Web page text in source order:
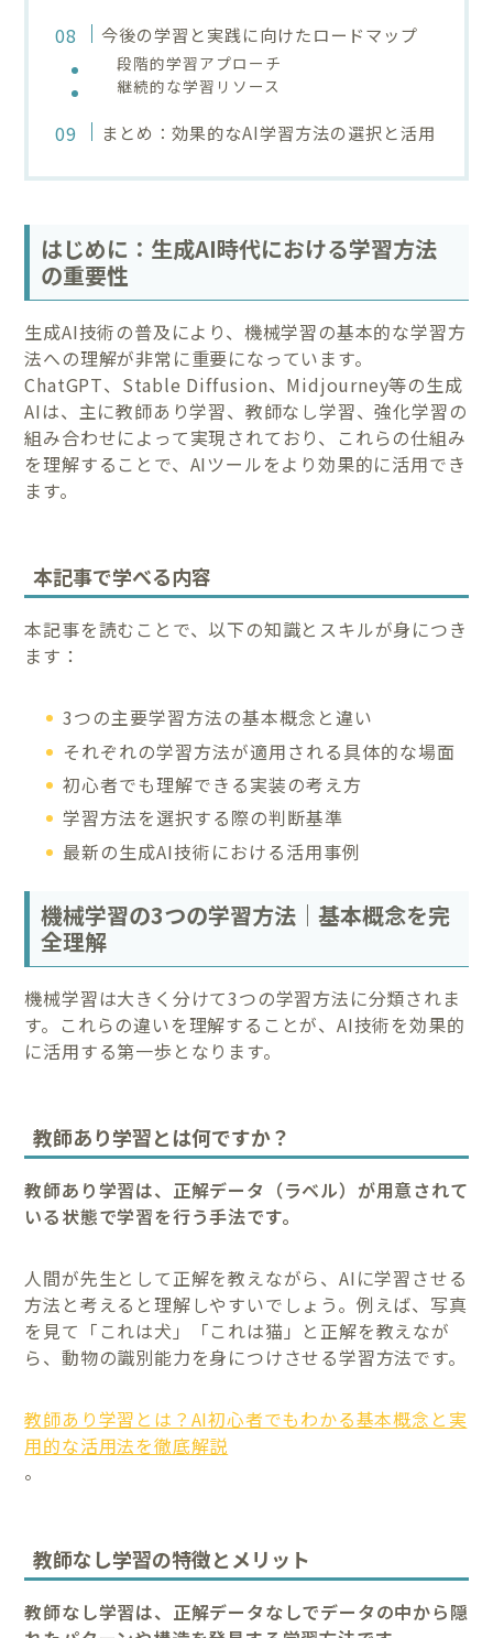
今後の学習と実践に向けたロードマップ
段階的学習アプローチ
継続的な学習リソース
まとめ：効果的なAI学習方法の選択と活用
はじめに：生成AI時代における学習方法
の重要性
生成AI技術の普及により、機械学習の基本的な学習方
法への理解が非常に重要になっています。
ChatGPT、Stable Diffusion、Midjourney等の生成
AIは、主に教師あり学習、教師なし学習、強化学習の
組み合わせによって実現されており、これらの仕組み
を理解することで、AIツールをより効果的に活用でき
ます。
本記事で学べる内容
本記事を読むことで、以下の知識とスキルが身につき
ます：
3つの主要学習方法の基本概念と違い
それぞれの学習方法が適用される具体的な場面
初心者でも理解できる実装の考え方
学習方法を選択する際の判断基準
最新の生成AI技術における活用事例
機械学習の3つの学習方法｜基本概念を完
全理解
機械学習は大きく分けて3つの学習方法に分類されま
す。これらの違いを理解することが、AI技術を効果的
に活用する第一歩となります。
教師あり学習とは何ですか？
教師あり学習は、正解データ（ラベル）が用意されて
いる状態で学習を行う手法です。
人間が先生として正解を教えながら、AIに学習させる
方法と考えると理解しやすいでしょう。例えば、写真
を見て「これは犬」「これは猫」と正解を教えなが
ら、動物の識別能力を身につけさせる学習方法です。
教師あり学習とは？AI初心者でもわかる基本概念と実
用的な活用法を徹底解説
。
教師なし学習の特徴とメリット
教師なし学習は、正解データなしでデータの中から隠